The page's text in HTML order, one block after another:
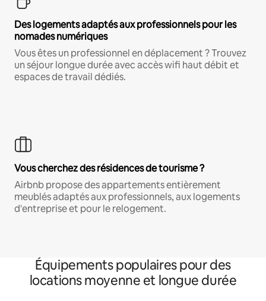
Des logements adaptés aux professionnels pour les
nomades numériques
Vous êtes un professionnel en déplacement ? Trouvez
un séjour longue durée avec accès wifi haut débit et
espaces de travail dédiés.
Vous cherchez des résidences de tourisme ?
Airbnb propose des appartements entièrement
meublés adaptés aux professionnels, aux logements
d'entreprise et pour le relogement.
Équipements populaires pour des
locations moyenne et longue durée